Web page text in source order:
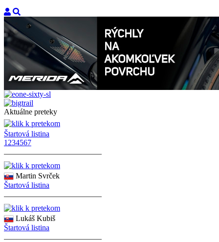
Aktuálne preteky
Štartová listina
1 234567
Martin Svrček
Štartová listina
Lukáš Kubiš
Štartová listina